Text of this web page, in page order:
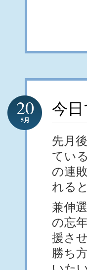
今
20
5月
先月
てい
の連
れる
兼伸
の忘
援さ
勝ち